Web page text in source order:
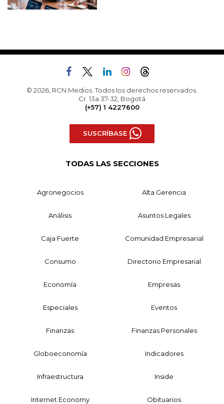
© 2026, RCN Medios. Todos los derechos reservados.
Cr. 13a 37-32, Bogotá
(+57) 1 4227600
SUSCRÍBASE
TODAS LAS SECCIONES
Agronegocios Alta Gerencia
Análisis Asuntos Legales
Caja Fuerte Comunidad Empresarial
Consumo Directorio Empresarial
Economía Empresas
Especiales Eventos
Finanzas Finanzas Personales
Globoeconomía Indicadores
Infraestructura Inside
Internet Economy Obituarios